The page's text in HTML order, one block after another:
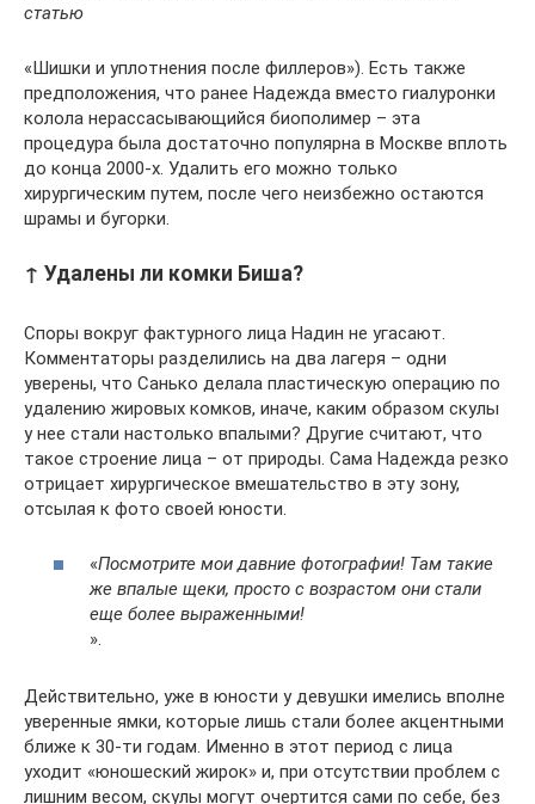
статью
«Шишки и уплотнения после филлеров»). Есть также
предположения, что ранее Надежда вместо гиалуронки
колола нерассасывающийся биополимер – эта
процедура была достаточно популярна в Москве вплоть
до конца 2000-х. Удалить его можно только
хирургическим путем, после чего неизбежно остаются
шрамы и бугорки.
↑ Удалены ли комки Биша?
Споры вокруг фактурного лица Надин не угасают.
Комментаторы разделились на два лагеря – одни
уверены, что Санько делала пластическую операцию по
удалению жировых комков, иначе, каким образом скулы
у нее стали настолько впалыми? Другие считают, что
такое строение лица – от природы. Сама Надежда резко
отрицает хирургическое вмешательство в эту зону,
отсылая к фото своей юности.
«Посмотрите мои давние фотографии! Там такие
же впалые щеки, просто с возрастом они стали
еще более выраженными!
».
Действительно, уже в юности у девушки имелись вполне
уверенные ямки, которые лишь стали более акцентными
ближе к 30-ти годам. Именно в этот период с лица
уходит «юношеский жирок» и, при отсутствии проблем с
лишним весом, скулы могут очертится сами по себе, без